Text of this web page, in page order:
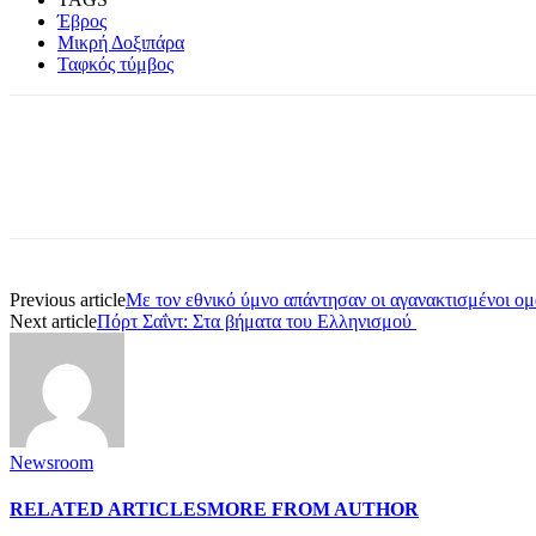
Έβρος
Μικρή Δοξιπάρα
Ταφκός τύμβος
Previous articleΜε τον εθνικό ύμνο απάντησαν οι αγανακτισμένοι
Next articleΠόρτ Σαΐντ: Στα βήματα του Ελληνισμού
Newsroom
RELATED ARTICLESMORE FROM AUTHOR